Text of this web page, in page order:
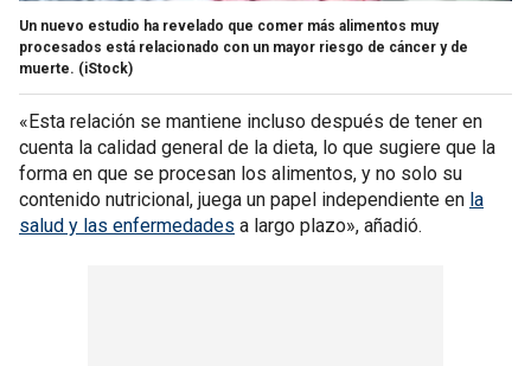
Un nuevo estudio ha revelado que comer más alimentos muy
procesados está relacionado con un mayor riesgo de cáncer y de
muerte. (iStock)
«Esta relación se mantiene incluso después de tener en
cuenta la calidad general de la dieta, lo que sugiere que la
forma en que se procesan los alimentos, y no solo su
contenido nutricional, juega un papel independiente en la
salud y las enfermedades a largo plazo», añadió.